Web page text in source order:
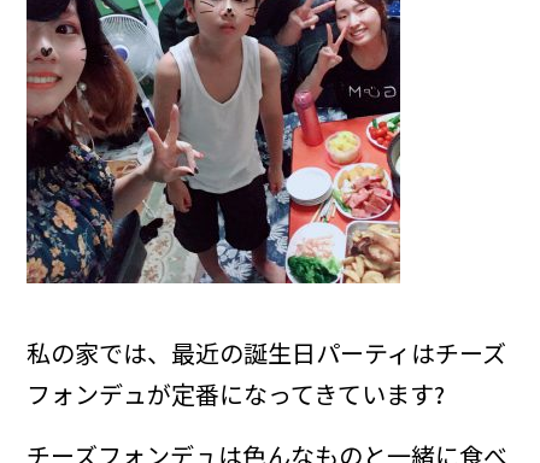
私の家では、最近の誕生日パーティはチーズ
フォンデュが定番になってきています?
チーズフォンデュは色んなものと一緒に食べ